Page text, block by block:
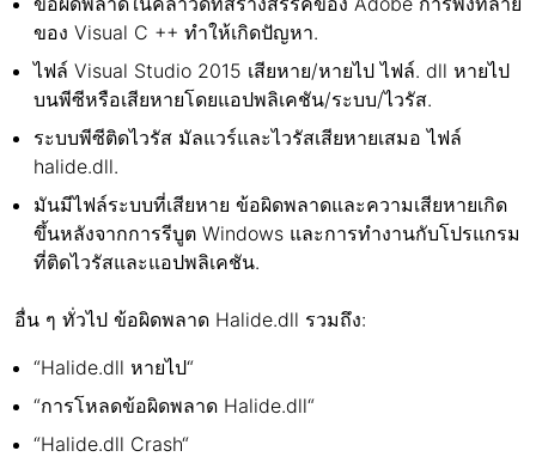
ของ Visual C ++ ทำให้เกิดปัญหา.
ไฟล์ Visual Studio 2015 เสียหาย/หายไป ไฟล์. dll หายไป
บนพีซีหรือเสียหายโดยแอปพลิเคชัน/ระบบ/ไวรัส.
ระบบพีซีติดไวรัส มัลแวร์และไวรัสเสียหายเสมอ ไฟล์
halide.dll.
มันมีไฟล์ระบบที่เสียหาย ข้อผิดพลาดและความเสียหายเกิด
ขึ้นหลังจากการรีบูต Windows และการทำงานกับโปรแกรม
ที่ติดไวรัสและแอปพลิเคชัน.
อื่น ๆ ทั่วไป ข้อผิดพลาด Halide.dll รวมถึง:
“Halide.dll หายไป“
“การโหลดข้อผิดพลาด Halide.dll“
“Halide.dll Crash“